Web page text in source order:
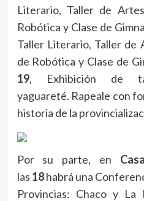
Literario, Taller de
Robótica y Clase de
Taller Literario, Taller de
de Robótica y Clase de
19, Exhibición de
yaguareté. Rapeale con
historia de la
Por su parte, en
las 18habrá una
Provincias: Chaco y